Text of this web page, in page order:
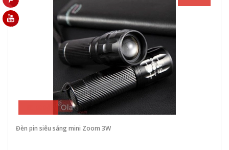
Đèn pin siêu sáng mini Zoom 3W